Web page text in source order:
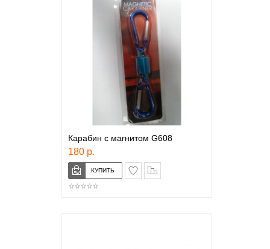
Карабин с магнитом G608
180 р.
в закладки